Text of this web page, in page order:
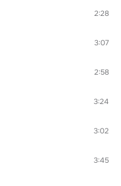
2:28
3:07
2:58
3:24
3:02
3:45